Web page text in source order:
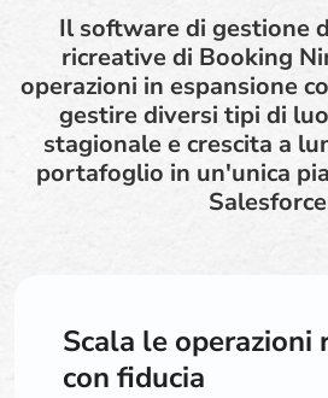
Il software di gestione
ricreative di Booking
operazioni in espansione
gestire diversi tipi di
stagionale e crescita a
portafoglio in un'unica
Scala le operazioni
con fiducia